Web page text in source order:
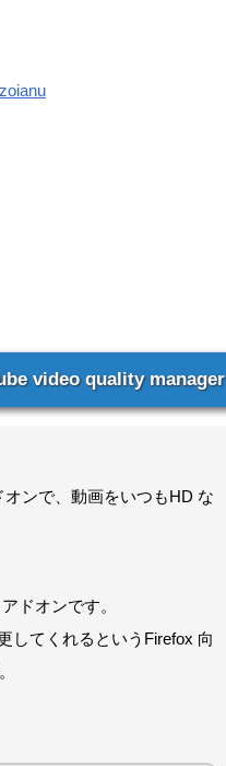
video quality manager
ンで、動画をいつもHD な
ドオンです。
してくれるというFirefox 向
。